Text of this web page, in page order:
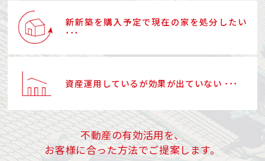
新新築を購入予定で現在の家を処分したい
･･･
資産運用しているが効果が出ていない ･･･
不動産の有効活用を、
お客様に合った方法でご提案します。